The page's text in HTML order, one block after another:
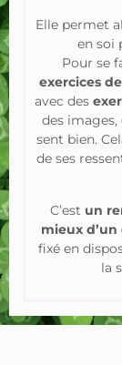
Elle permet
en soi
Pour se
exercices
avec des
des images,
sent bien.
de ses
C’est un
mieux
fixé en
la